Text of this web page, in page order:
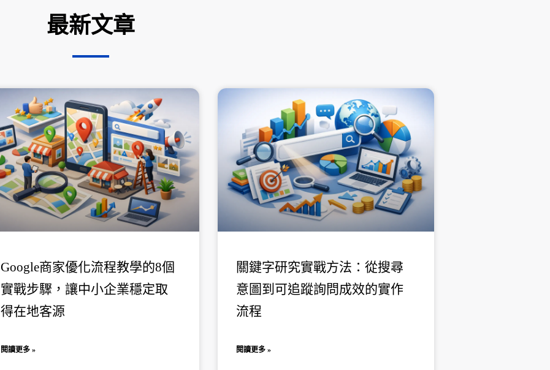
最新文章
Google商家優化流程教學的8個
實戰步驟，讓中小企業穩定取
得在地客源
閱讀更多 »
關鍵字研究實戰方法：從搜尋
意圖到可追蹤詢問成效的實作
流程
閱讀更多 »
頁
面
頁
面
頁
面
頁
面
頁
面